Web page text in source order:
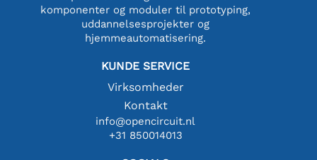
komponenter og moduler til prototyping,
uddannelsesprojekter og
hjemmeautomatisering.
KUNDE SERVICE
Virksomheder
Kontakt
info@opencircuit.nl
+31 850014013